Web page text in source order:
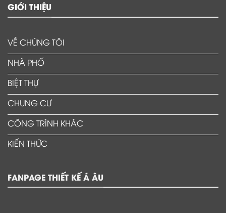
GIỚI THIỆU
VỀ CHÚNG TÔI
NHÀ PHỐ
BIỆT THỰ
CHUNG CƯ
CÔNG TRÌNH KHÁC
KIẾN THỨC
FANPAGE THIẾT KẾ Á ÂU